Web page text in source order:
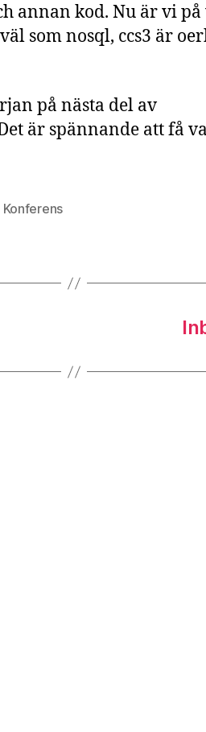
annan kod. Nu är vi
som nosql, ccs3 är
på nästa del av
är spännande att få
Konferens